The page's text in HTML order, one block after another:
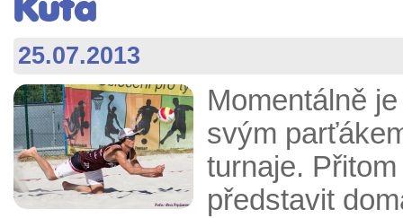
25.07.2013
Momentálně
svým
turnaje.
představit